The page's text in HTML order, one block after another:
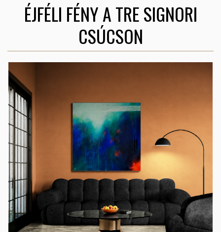
ÉJFÉLI FÉNY A TRE SIGNORI
CSÚCSON